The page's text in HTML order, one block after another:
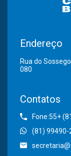
Endereço
Rua do
080
Contatos
Fone:55+
(81) 99490-